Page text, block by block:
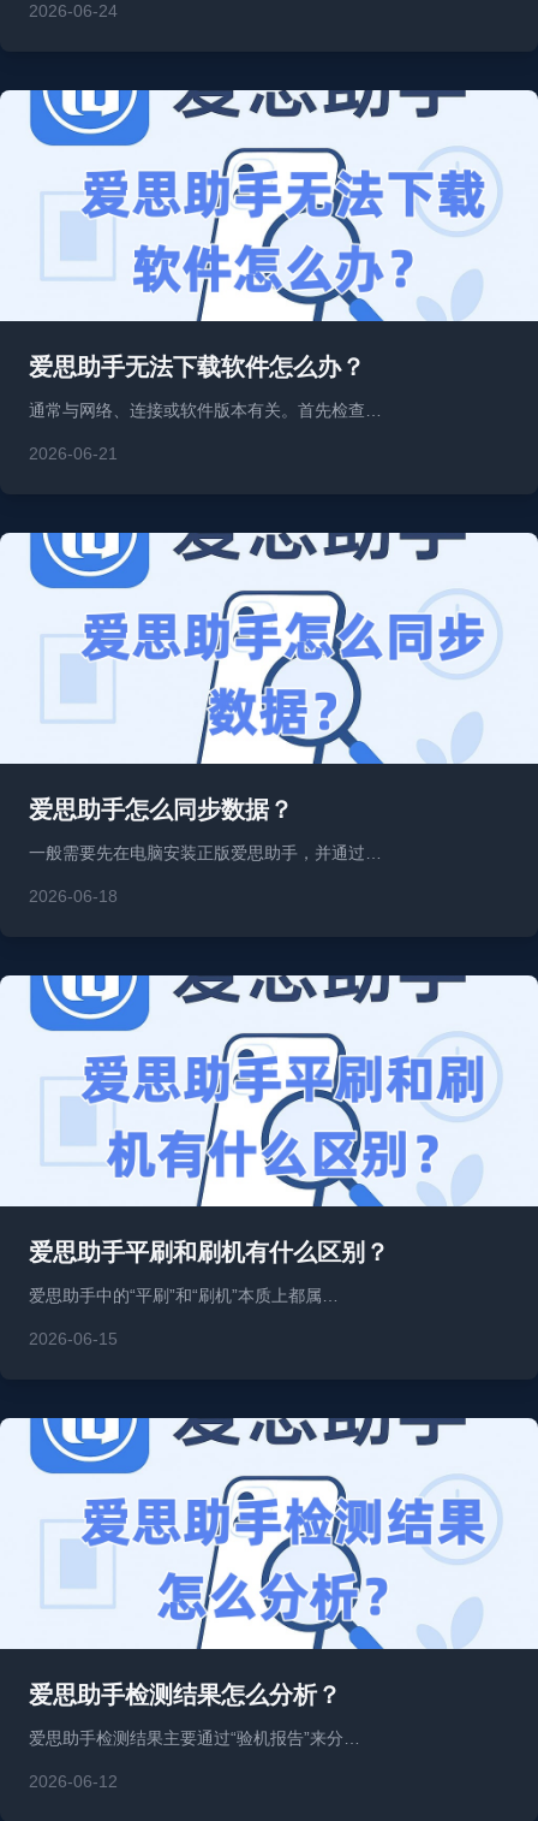
2026-06-24
爱思助手无法下载软件怎么办？
通常与网络、连接或软件版本有关。首先检查…
2026-06-21
爱思助手怎么同步数据？
一般需要先在电脑安装正版爱思助手，并通过…
2026-06-18
爱思助手平刷和刷机有什么区别？
爱思助手中的“平刷”和“刷机”本质上都属…
2026-06-15
爱思助手检测结果怎么分析？
爱思助手检测结果主要通过“验机报告”来分…
2026-06-12